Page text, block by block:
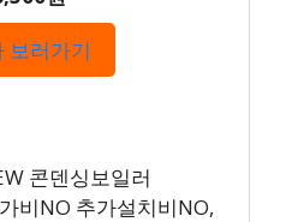
보러가기
콘덴싱보일러
비NO 추가설치비NO,